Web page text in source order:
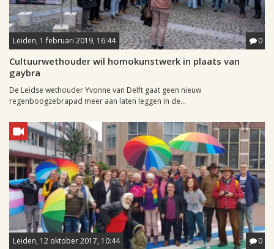
Leiden, 1 februari 2019, 16:44 0
Cultuurwethouder wil homokunstwerk in plaats van
gaybra
De Leidse wethouder Yvonne van Delft gaat geen nieuw
regenboogzebrapad meer aan laten leggen in de...
Leiden, 12 oktober 2017, 10:44 0